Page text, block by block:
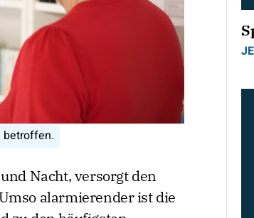
betroffen.
Nacht, versorgt den
alarmierender ist die